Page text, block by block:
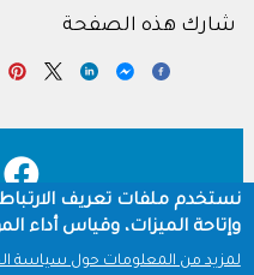
شارك هذه الصفحة
Footer
نستخدم ملفات تعريف الارتباط
وإتاحة الميزات، وقياس أداء
لمزيد من المعلومات حول سياسة